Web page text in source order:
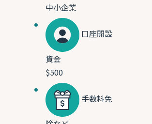
中小企業
口座開設
資金
$500
手数料免